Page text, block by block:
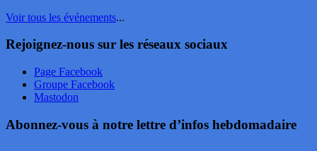
Voir tous les événements...
Rejoignez-nous sur les réseaux sociaux
Page Facebook
Groupe Facebook
Mastodon
Abonnez-vous à notre lettre d’infos hebdomadaire